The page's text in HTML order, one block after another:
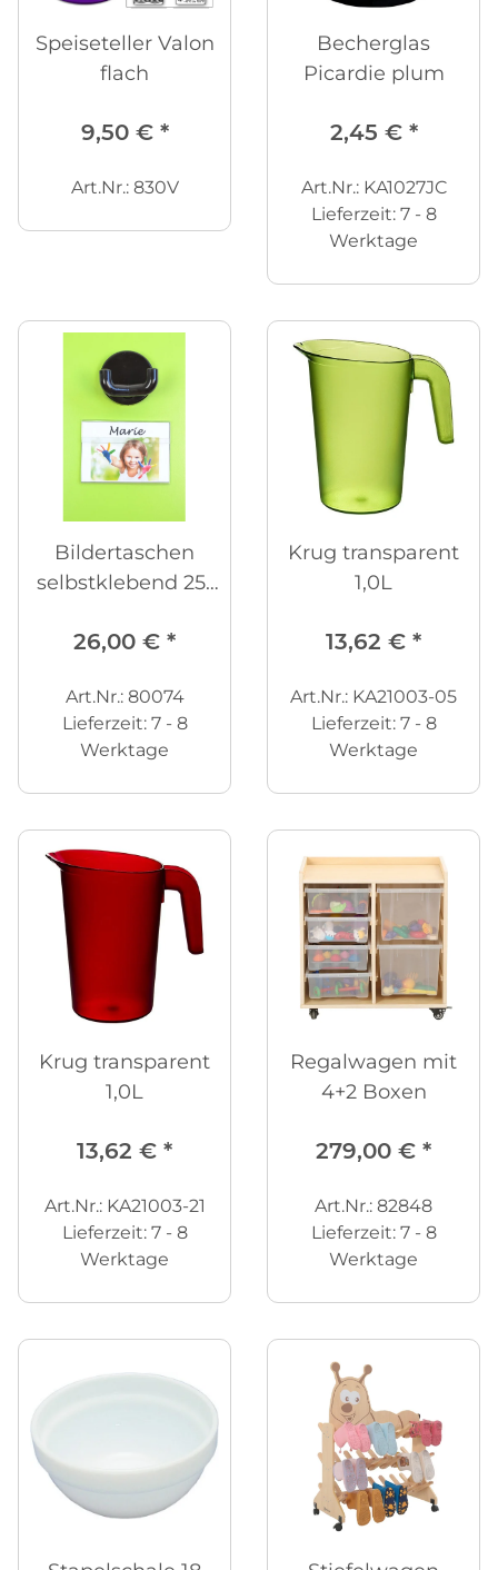
Speiseteller Valon
flach
9,50 € *
Art.Nr.: 830V
Becherglas
Picardie plum
2,45 € *
Art.Nr.: KA1027JC
Lieferzeit: 7 - 8
Werktage
Bildertaschen
selbstklebend 25-
26,00 € *
Art.Nr.: 80074
Lieferzeit: 7 - 8
Werktage
Krug transparent
1,0L
13,62 € *
Art.Nr.: KA21003-05
Lieferzeit: 7 - 8
Werktage
Krug transparent
1,0L
13,62 € *
Art.Nr.: KA21003-21
Lieferzeit: 7 - 8
Werktage
Regalwagen mit
4+2 Boxen
279,00 € *
Art.Nr.: 82848
Lieferzeit: 7 - 8
Werktage